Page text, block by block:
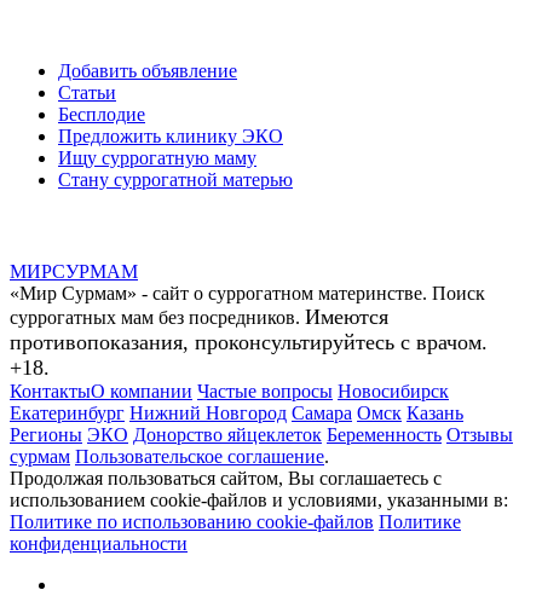
Добавить объявление
Статьи
Бесплодие
Предложить клинику ЭКО
Ищу суррогатную маму
Стану суррогатной матерью
МИРСУРМАМ
«Мир Сурмам» - сайт о суррогатном материнстве. Поиск
суррогатных мам без посредников. Имеются
противопоказания, проконсультируйтесь с врачом.
+18.
КонтактыО компании Частые вопросы Новосибирск
Екатеринбург Нижний Новгород Самара Омск Казань
Регионы ЭКО Донорство яйцеклеток Беременность Отзывы
сурмам Пользовательское соглашение.
Продолжая пользоваться сайтом, Вы соглашаетесь с
использованием cookie-файлов и условиями, указанными в:
Политике по использованию cookie-файлов Политике
конфиденциальности